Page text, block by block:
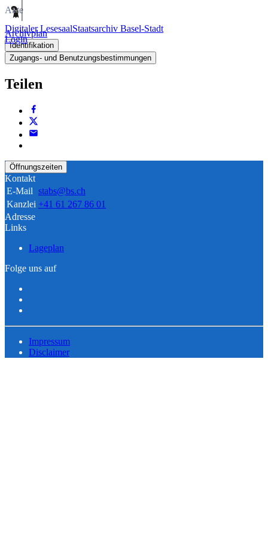
Digitaler LesesaalStaatsarchiv Basel-Stadt
Login
Akte
Archivplan
Identifikation
Zugangs- und Benutzungsbestimmungen
Teilen
Öffnungszeiten
Kontakt
E-Mail stabs@bs.ch
Kanzlei +41 61 267 86 01
Adresse
Links
Lageplan
Folge uns auf
Impressum
Disclaimer